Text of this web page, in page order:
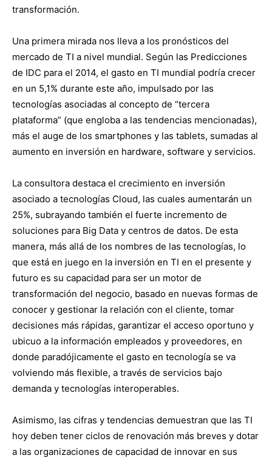
transformación.
Una primera mirada nos lleva a los pronósticos del
mercado de TI a nivel mundial. Según las Predicciones
de IDC para el 2014, el gasto en TI mundial podría crecer
en un 5,1% durante este año, impulsado por las
tecnologías asociadas al concepto de “tercera
plataforma” (que engloba a las tendencias mencionadas),
más el auge de los smartphones y las tablets, sumadas al
aumento en inversión en hardware, software y servicios.
La consultora destaca el crecimiento en inversión
asociado a tecnologías Cloud, las cuales aumentarán un
25%, subrayando también el fuerte incremento de
soluciones para Big Data y centros de datos. De esta
manera, más allá de los nombres de las tecnologías, lo
que está en juego en la inversión en TI en el presente y
futuro es su capacidad para ser un motor de
transformación del negocio, basado en nuevas formas de
conocer y gestionar la relación con el cliente, tomar
decisiones más rápidas, garantizar el acceso oportuno y
ubicuo a la información empleados y proveedores, en
donde paradójicamente el gasto en tecnología se va
volviendo más flexible, a través de servicios bajo
demanda y tecnologías interoperables.
Asimismo, las cifras y tendencias demuestran que las TI
hoy deben tener ciclos de renovación más breves y dotar
a las organizaciones de capacidad de innovar en sus